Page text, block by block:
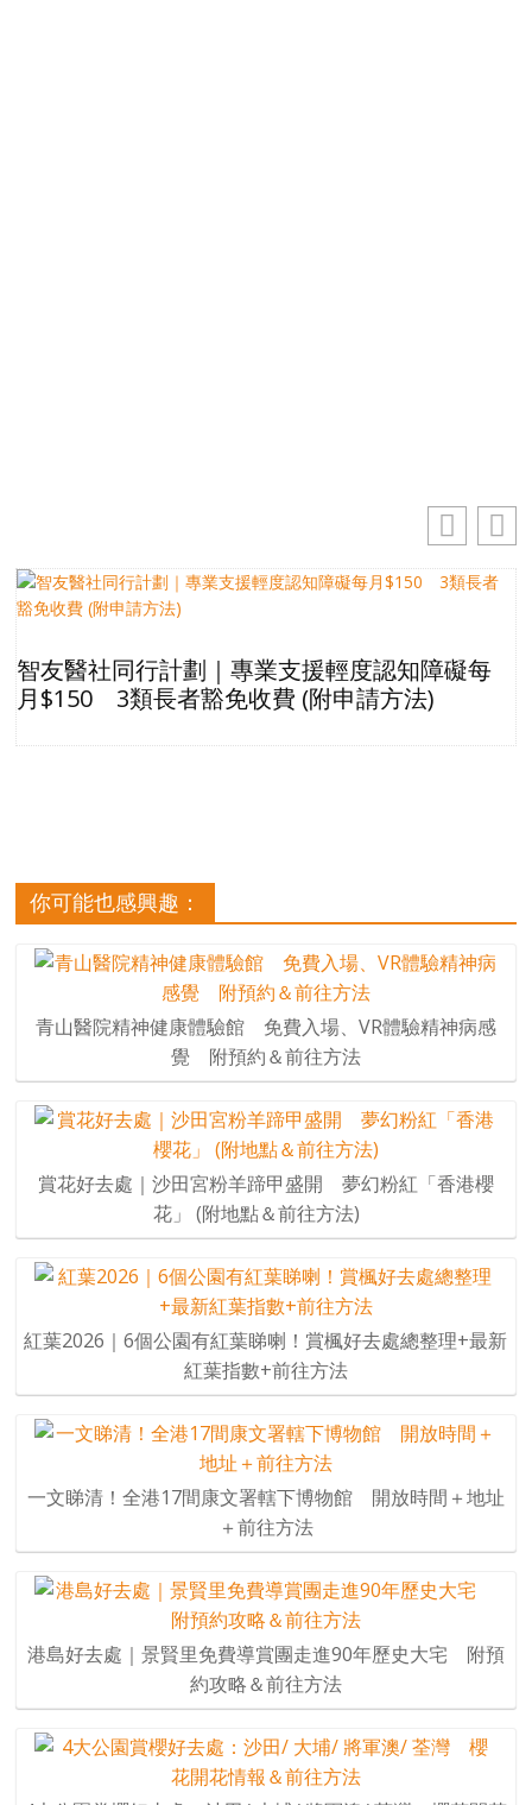
智友醫社同行計劃｜專業支援輕度認知障礙每
月$150 3類長者豁免收費 (附申請方法)
你可能也感興趣：
青山醫院精神健康體驗館 免費入場、VR體驗精神病感
覺 附預約＆前往方法
賞花好去處｜沙田宮粉羊蹄甲盛開 夢幻粉紅「香港櫻
花」 (附地點＆前往方法)
紅葉2026｜6個公園有紅葉睇喇！賞楓好去處總整理+最新
紅葉指數+前往方法
一文睇清！全港17間康文署轄下博物館 開放時間＋地址
＋前往方法
港島好去處｜景賢里免費導賞團走進90年歷史大宅 附預
約攻略＆前往方法